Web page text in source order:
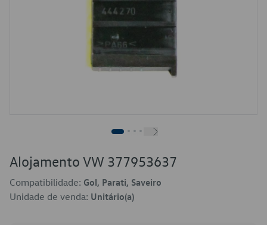
Alojamento VW 377953637
Compatibilidade: Gol, Parati, Saveiro
Unidade de venda: Unitário(a)